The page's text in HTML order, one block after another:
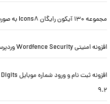
مجموعه 130 آیکون رایگان Icons8 به صورت SVG
افزونه امنیتی Wordfence Security وردپرس نسخه 8.1.4
9.2